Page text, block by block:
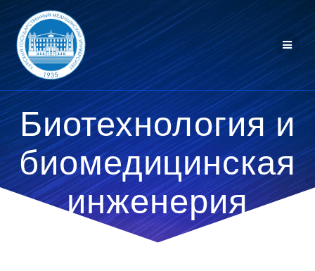
Перейти
к
контенту
Биотехнология и
биомедицинская
инженерия